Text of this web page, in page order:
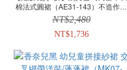
棉法式圓裙（AE31-143）不造作自
然細摺
NT$2,480
NT$1,736